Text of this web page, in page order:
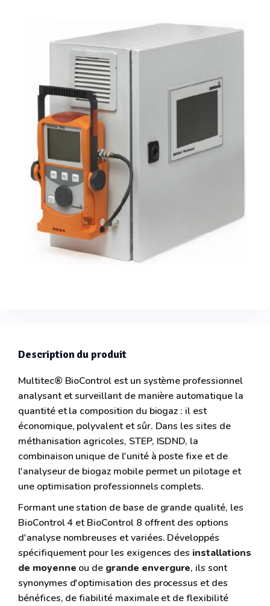
Description du produit
Multitec® BioControl est un système professionnel
analysant et surveillant de manière automatique la
quantité et la composition du biogaz : il est
économique, polyvalent et sûr. Dans les sites de
méthanisation agricoles, STEP, ISDND, la
combinaison unique de l'unité à poste fixe et de
l'analyseur de biogaz mobile permet un pilotage et
une optimisation professionnels complets.
Formant une station de base de grande qualité, les
BioControl 4 et BioControl 8 offrent des options
d'analyse nombreuses et variées. Développés
spécifiquement pour les exigences des installations
de moyenne ou de grande envergure, ils sont
synonymes d'optimisation des processus et des
bénéfices, de fiabilité maximale et de flexibilité